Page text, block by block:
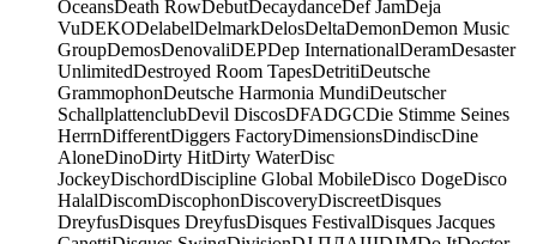
OceansDeath RowDebutDecaydanceDef JamDeja
VuDEKODelabelDelmarkDelosDeltaDemonDemon Music
GroupDemosDenovaliDEPDep InternationalDeramDesaster
UnlimitedDestroyed Room TapesDetritiDeutsche
GrammophonDeutsche Harmonia MundiDeutscher
SchallplattenclubDevil DiscosDFADGCDie Stimme Seines
HerrnDifferentDiggers FactoryDimensionsDindiscDine
AloneDinoDirty HitDirty WaterDisc
JockeyDischordDiscipline Global MobileDisco DogeDisco
HalalDiscomDiscophonDiscoveryDiscreetDisques
DreyfusDisques DreyfusDisques FestivalDisques Jacques